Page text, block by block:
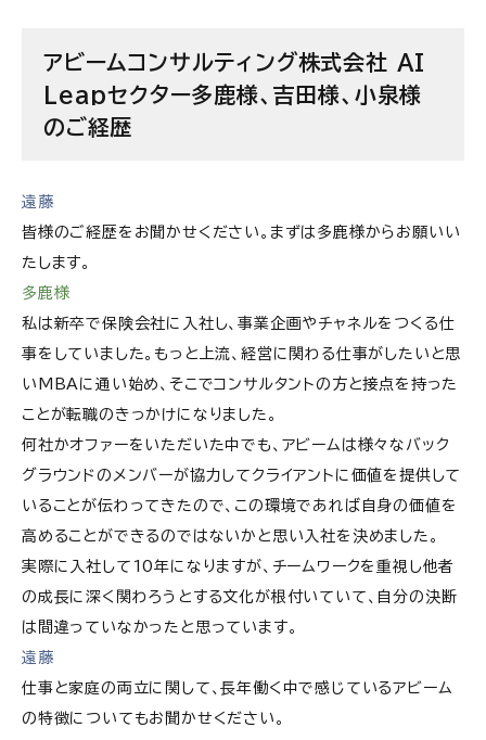
アビームコンサルティング株式会社の求人情報
アビームコンサルティング株式会社 AI
Leapセクター多鹿様、吉田様、小泉様
のご経歴
遠藤
皆様のご経歴をお聞かせください。まずは多鹿様からお願いい
たします。
多鹿様
私は新卒で保険会社に入社し、事業企画やチャネルをつくる仕
事をしていました。もっと上流、経営に関わる仕事がしたいと思
いMBAに通い始め、そこでコンサルタントの方と接点を持った
ことが転職のきっかけになりました。
何社かオファーをいただいた中でも、アビームは様々なバック
グラウンドのメンバーが協力してクライアントに価値を提供して
いることが伝わってきたので、この環境であれば自身の価値を
高めることができるのではないかと思い入社を決めました。
実際に入社して10年になりますが、チームワークを重視し他者
の成長に深く関わろうとする文化が根付いていて、自分の決断
は間違っていなかったと思っています。
遠藤
仕事と家庭の両立に関して、長年働く中で感じているアビーム
の特徴についてもお聞かせください。